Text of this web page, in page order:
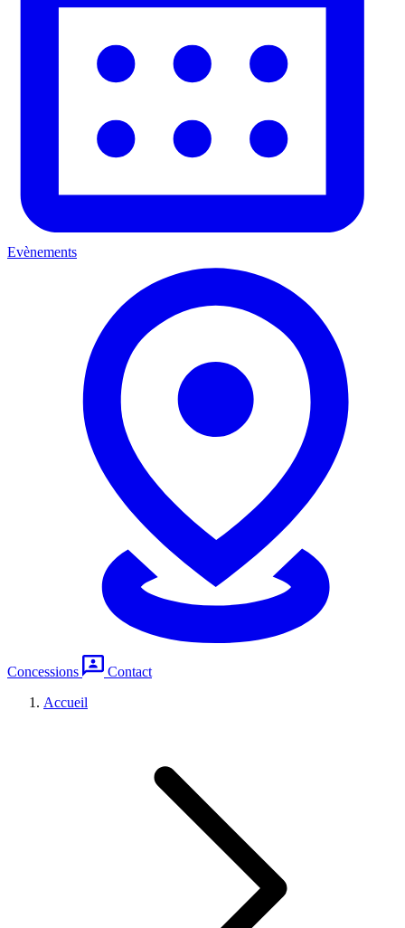
Evènements
Concessions
Contact
Accueil